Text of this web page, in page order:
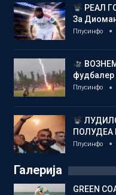
РЕАЛ
За
Плусинфо
фудбалер
Плусинфо
ПОЛУДЕА
Плусинфо
Галерија
GREEN